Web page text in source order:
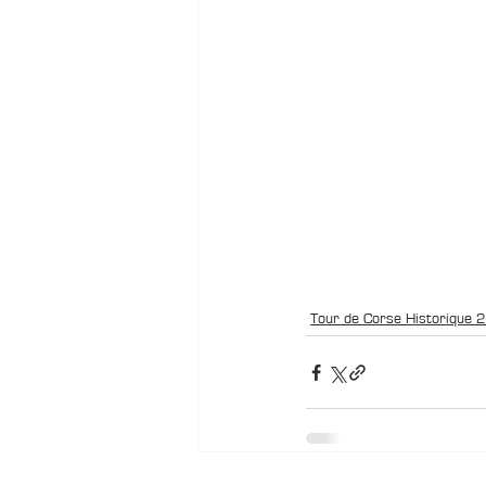
Tour de Corse Historique